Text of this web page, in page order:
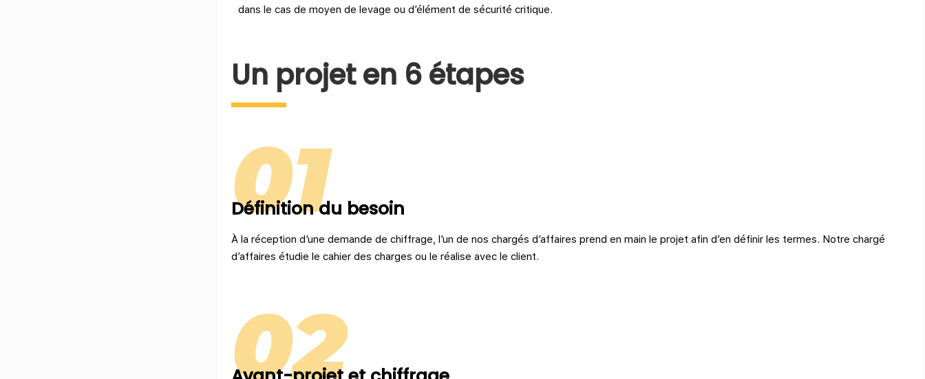
dans le cas de moyen de levage ou d’élément de sécurité critique.
Un projet en 6 étapes
01
Définition du besoin
À la réception d’une demande de chiffrage, l’un de nos chargés d’affaires prend en main le projet afin d’en définir les termes. Notre chargé
d’affaires étudie le cahier des charges ou le réalise avec le client.
02